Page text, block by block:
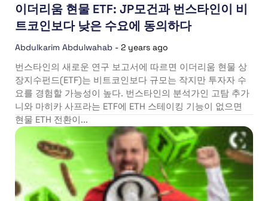
이더리움 현물 ETF: JP모건과 번스타인이 비
트코인보다 낮은 수요에 동의하다
Abdulkarim Abdulwahab - 2 years ago
번스타인의 새로운 연구 보고서에 따르면 이더리움 현물 상
장지수펀드(ETF)는 비트코인보다 규모는 작지만 투자자 수
요를 경험할 가능성이 높다. 번스타인의 분석가인 고탐 추가
니와 마히카 사프라는 ETF에 ETH 스테이킹 기능이 없으면
현물 ETH 전환이...